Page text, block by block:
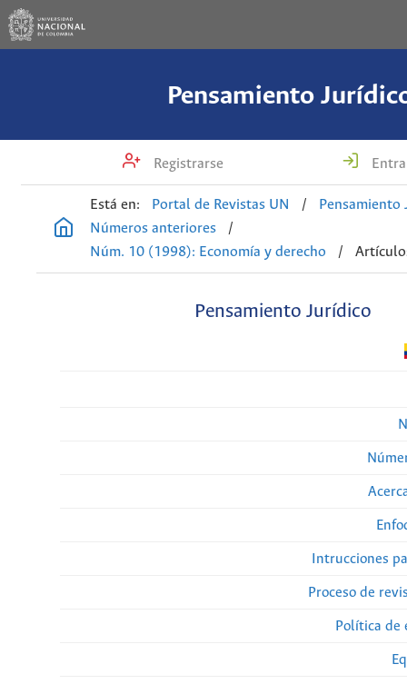
Pensamiento
Registrarse
Está en: Portal de Revistas UN /
Pensamiento
Números anteriores
/
Núm. 10 (1998): Economía y derecho
/
Pensamiento Jurídico
Intrucciones
Proceso de
Política